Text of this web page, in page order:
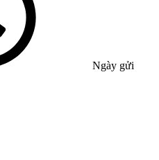
Ngày gửi